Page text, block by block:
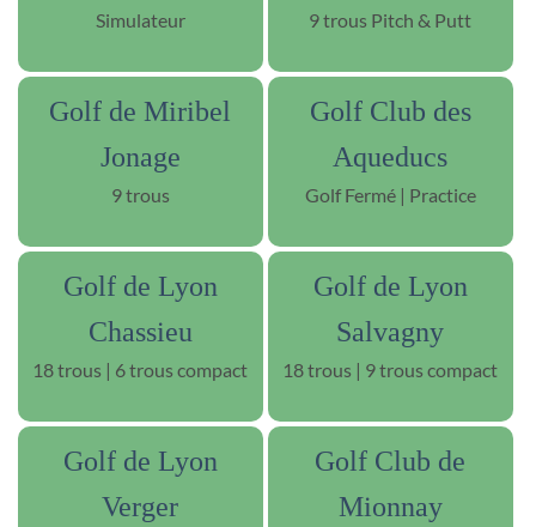
Simulateur 9 trous Pitch & Putt
Golf de Miribel
Jonage
9 trous
Golf Club des
Aqueducs
Golf Fermé | Practice
Golf de Lyon
Chassieu
18 trous | 6 trous compact
Golf de Lyon
Salvagny
18 trous | 9 trous compact
Golf de Lyon
Verger
Golf Club de
Mionnay